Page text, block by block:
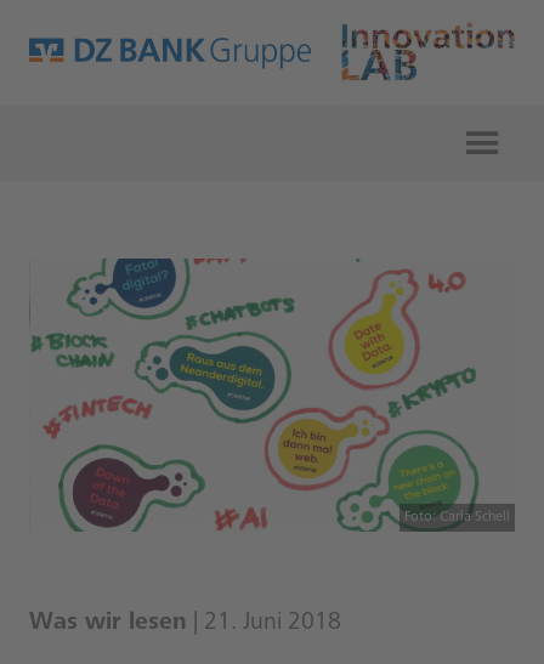
Foto: Carla Schell
Was wir lesen | 21. Juni 2018